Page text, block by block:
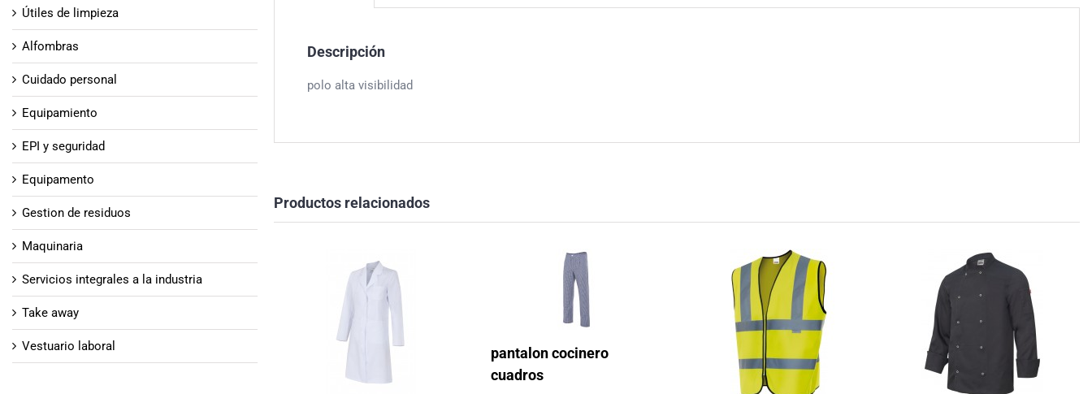
Descripción
polo alta visibilidad
Productos relacionados
pantalon cocinero
cuadros
Útiles de limpieza
Alfombras
Cuidado personal
Equipamiento
EPI y seguridad
Equipamento
Gestion de residuos
Maquinaria
Servicios integrales a la industria
Take away
Vestuario laboral